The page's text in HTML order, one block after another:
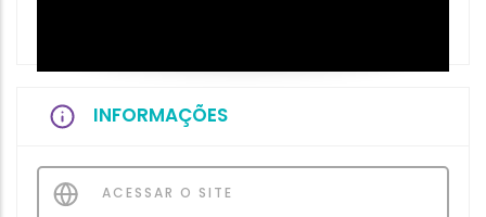
INFORMAÇÕES
ACESSAR O SITE